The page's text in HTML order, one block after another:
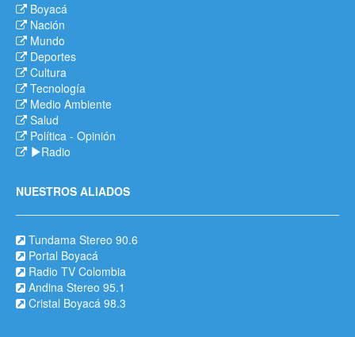
Boyacá
Nación
Mundo
Deportes
Cultura
Tecnología
Medio Ambiente
Salud
Política - Opinión
Radio
NUESTROS ALIADOS
Tundama Stereo 90.6
Portal Boyacá
Radio TV Colombia
Andina Stereo 95.1
Cristal Boyacá 98.3